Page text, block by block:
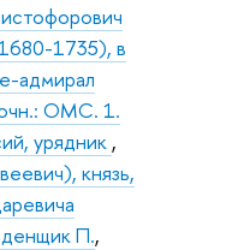
1735), в
адмирал
ОМС. 1.
урядник ,
князь,
П.,